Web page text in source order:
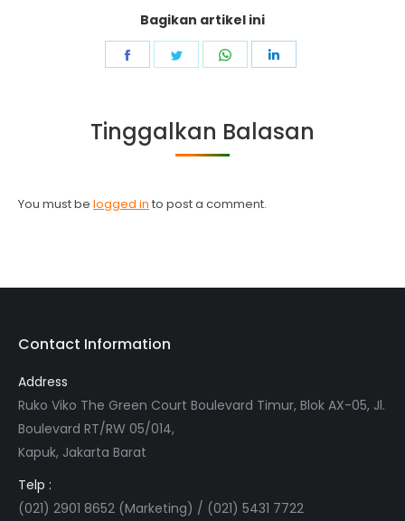
Bagikan artikel ini
Share
Share
Share
Tinggalkan Balasan
You must be logged in to post a comment.
Contact Information
Address
Ruko Viko The Green Court Boulevard Timur, Blok AX-05, Jl.
Boulevard RT/RW 05/014,
Kapuk, Jakarta Barat
Telp :
(021) 2901 8652 (Marketing) / (021) 5431 7722